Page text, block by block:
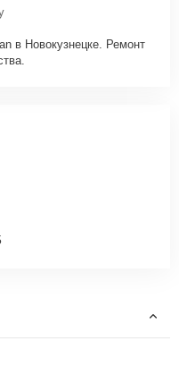
в Новокузнецке. Ремонт